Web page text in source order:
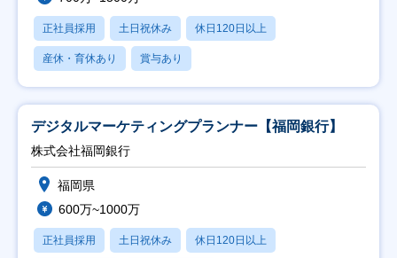
正社員採用 土日祝休み 休日120日以上
産休・育休あり 賞与あり
デジタルマーケティングプランナー【福岡銀行】
株式会社福岡銀行
福岡県
600万~1000万
正社員採用 土日祝休み 休日120日以上